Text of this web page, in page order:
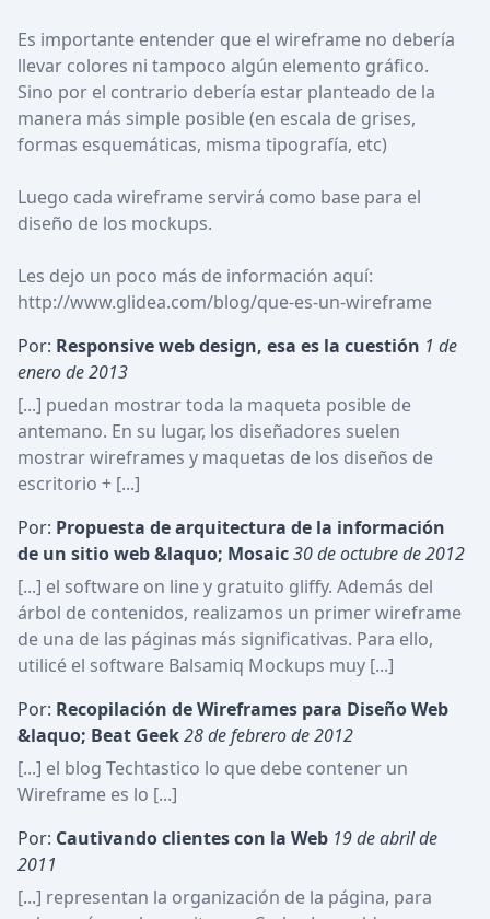
Es importante entender que el wireframe no debería
llevar colores ni tampoco algún elemento gráfico.
Sino por el contrario debería estar planteado de la
manera más simple posible (en escala de grises,
formas esquemáticas, misma tipografía, etc)
Luego cada wireframe servirá como base para el
diseño de los mockups.
Les dejo un poco más de información aquí:
http://www.glidea.com/blog/que-es-un-wireframe
Por: Responsive web design, esa es la cuestión 1 de
enero de 2013
[...] puedan mostrar toda la maqueta posible de
antemano. En su lugar, los diseñadores suelen
mostrar wireframes y maquetas de los diseños de
escritorio + [...]
Por: Propuesta de arquitectura de la información
de un sitio web &laquo; Mosaic30 de octubre de 2012
[...] el software on line y gratuito gliffy. Además del
árbol de contenidos, realizamos un primer wireframe
de una de las páginas más significativas. Para ello,
utilicé el software Balsamiq Mockups muy [...]
Por: Recopilación de Wireframes para Diseño Web
&laquo; Beat Geek28 de febrero de 2012
[...] el blog Techtastico lo que debe contener un
Wireframe es lo [...]
Por: Cautivando clientes con la Web 19 de abril de
2011
[...] representan la organización de la página, para